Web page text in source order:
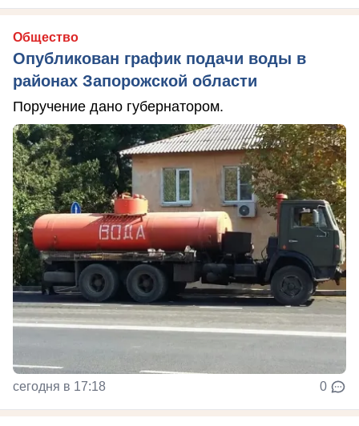
Общество
Опубликован график подачи воды в
районах Запорожской области
Поручение дано губернатором.
сегодня в 17:18 0